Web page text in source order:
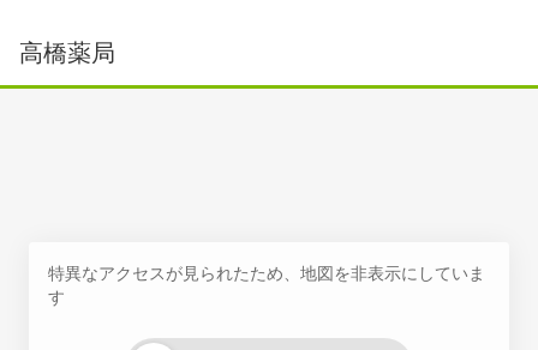
高橋薬局
特異なアクセスが見られたため、地図を非表示にしていま
す